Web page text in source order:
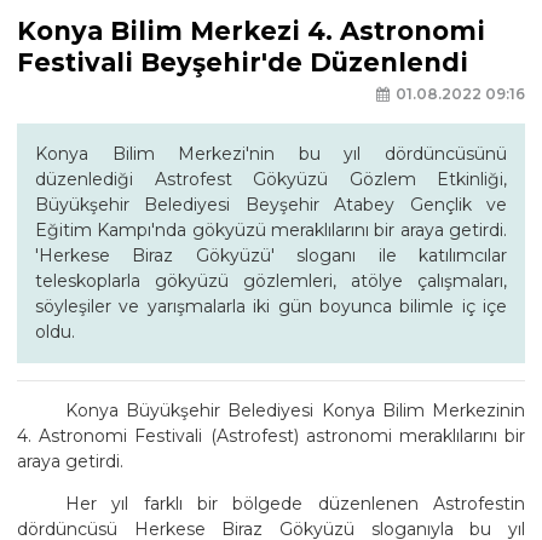
Konya Bilim Merkezi 4. Astronomi
Festivali Beyşehir'de Düzenlendi
01.08.2022 09:16
Konya Bilim Merkezi'nin bu yıl dördüncüsünü
düzenlediği Astrofest Gökyüzü Gözlem Etkinliği,
Büyükşehir Belediyesi Beyşehir Atabey Gençlik ve
Eğitim Kampı'nda gökyüzü meraklılarını bir araya getirdi.
'Herkese Biraz Gökyüzü' sloganı ile katılımcılar
teleskoplarla gökyüzü gözlemleri, atölye çalışmaları,
söyleşiler ve yarışmalarla iki gün boyunca bilimle iç içe
oldu.
Konya Büyükşehir Belediyesi Konya Bilim Merkezinin
4. Astronomi Festivali (Astrofest) astronomi meraklılarını bir
araya getirdi.
Her yıl farklı bir bölgede düzenlenen Astrofestin
dördüncüsü Herkese Biraz Gökyüzü sloganıyla bu yıl